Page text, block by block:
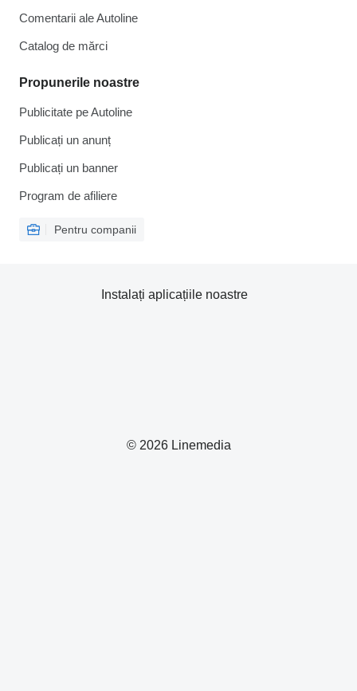
Comentarii ale Autoline
Catalog de mărcі
Propunerile noastre
Publicitate pe Autoline
Publicați un anunț
Publicați un banner
Program de afiliere
Pentru companii
© 2026 Linemedia
Instalați aplicațiile noastre